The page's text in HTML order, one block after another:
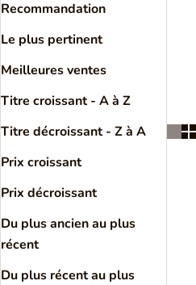
Recommandation
Le plus pertinent
Meilleures ventes
Titre croissant - A à Z
Titre décroissant - Z à A
Prix croissant
Prix décroissant
Du plus ancien au plus
récent
Du plus récent au plus